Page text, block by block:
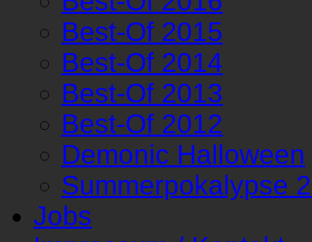
Best-Of 2015
Best-Of 2014
Best-Of 2013
Best-Of 2012
Demonic Halloween
Summerpokalypse
Jobs